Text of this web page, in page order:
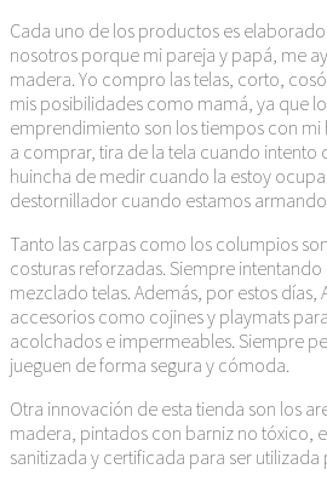
Cada uno de los productos es
nosotros porque mi pareja y papá, me
madera. Yo compro las telas, corto,
mis posibilidades como mamá, ya que
emprendimiento son los tiempos con
a comprar, tira de la tela cuando intento
huincha de medir cuando la estoy
destornillador cuando estamos
Tanto las carpas como los columpios
costuras reforzadas. Siempre intentando
mezclado telas. Además, por estos días,
accesorios como cojines y playmats
acolchados e impermeables. Siempre
jueguen de forma segura y cómoda.
Otra innovación de esta tienda son los
madera, pintados con barniz no tóxico,
sanitizada y certificada para ser utilizada